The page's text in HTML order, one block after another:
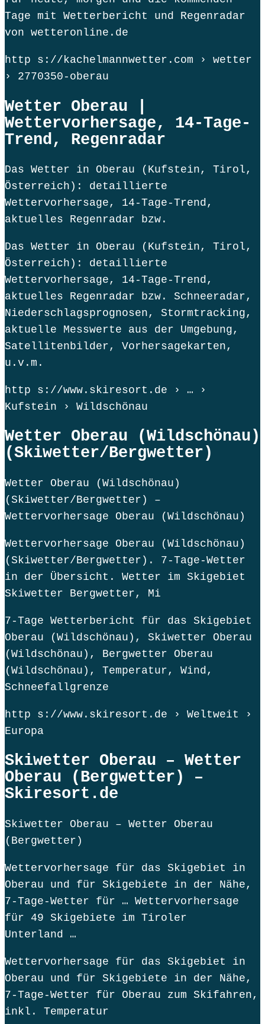
Tage mit Wetterbericht und Regenradar
von wetteronline.de
http s://kachelmannwetter.com › wetter
› 2770350-oberau
Wetter Oberau |
Wettervorhersage, 14-Tage-
Trend, Regenradar
Das Wetter in Oberau (Kufstein, Tirol,
Österreich): detaillierte
Wettervorhersage, 14-Tage-Trend,
aktuelles Regenradar bzw.
Das Wetter in Oberau (Kufstein, Tirol,
Österreich): detaillierte
Wettervorhersage, 14-Tage-Trend,
aktuelles Regenradar bzw. Schneeradar,
Niederschlagsprognosen, Stormtracking,
aktuelle Messwerte aus der Umgebung,
Satellitenbilder, Vorhersagekarten,
u.v.m.
http s://www.skiresort.de › … ›
Kufstein › Wildschönau
Wetter Oberau (Wildschönau)
(Skiwetter/Bergwetter)
Wetter Oberau (Wildschönau)
(Skiwetter/Bergwetter) –
Wettervorhersage Oberau (Wildschönau)
Wettervorhersage Oberau (Wildschönau)
(Skiwetter/Bergwetter). 7-Tage-Wetter
in der Übersicht. Wetter im Skigebiet
Skiwetter Bergwetter, Mi
7-Tage Wetterbericht für das Skigebiet
Oberau (Wildschönau), Skiwetter Oberau
(Wildschönau), Bergwetter Oberau
(Wildschönau), Temperatur, Wind,
Schneefallgrenze
http s://www.skiresort.de › Weltweit ›
Europa
Skiwetter Oberau – Wetter
Oberau (Bergwetter) –
Skiresort.de
Skiwetter Oberau – Wetter Oberau
(Bergwetter)
Wettervorhersage für das Skigebiet in
Oberau und für Skigebiete in der Nähe,
7-Tage-Wetter für … Wettervorhersage
für 49 Skigebiete im Tiroler
Unterland …
Wettervorhersage für das Skigebiet in
Oberau und für Skigebiete in der Nähe,
7-Tage-Wetter für Oberau zum Skifahren,
inkl. Temperatur